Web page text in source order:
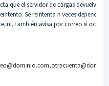
que el servidor de cargas devuelve un
Se reintenta n veces
también avisa por correo si ocurre